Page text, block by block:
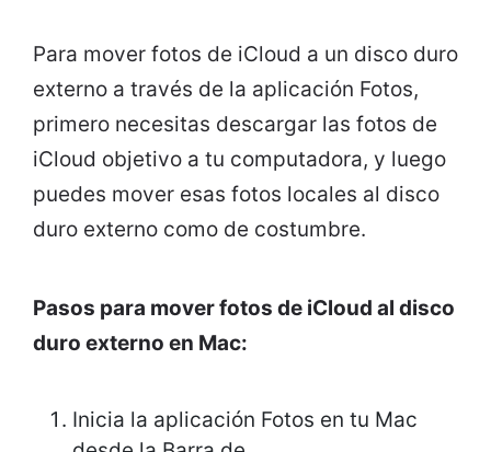
Para mover fotos de iCloud a un disco duro
externo a través de la aplicación Fotos,
primero necesitas descargar las fotos de
iCloud objetivo a tu computadora, y luego
puedes mover esas fotos locales al disco
duro externo como de costumbre.
Pasos para mover fotos de iCloud al disco
duro externo en Mac:
Inicia la aplicación Fotos en tu Mac